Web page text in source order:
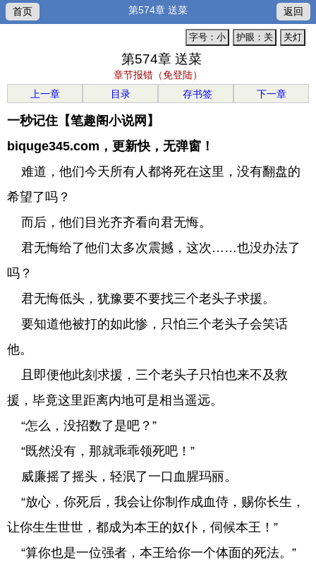
首页 第574章 送菜 返回
关灯
护眼：关
字号：小
第574章 送菜
章节报错（免登陆）
上一章
目录 存书签 下一章
一秒记住【笔趣阁小说网】
biquge345.com，更新快，无弹窗！
难道，他们今天所有人都将死在这里，没有翻盘的
希望了吗？
而后，他们目光齐齐看向君无悔。
君无悔给了他们太多次震撼，这次……也没办法了
吗？
君无悔低头，犹豫要不要找三个老头子求援。
要知道他被打的如此惨，只怕三个老头子会笑话
他。
且即便他此刻求援，三个老头子只怕也来不及救
援，毕竟这里距离内地可是相当遥远。
“怎么，没招数了是吧？”
“既然没有，那就乖乖领死吧！”
威廉摇了摇头，轻泯了一口血腥玛丽。
“放心，你死后，我会让你制作成血侍，赐你长生，
让你生生世世，都成为本王的奴仆，伺候本王！”
“算你也是一位强者，本王给你一个体面的死法。”